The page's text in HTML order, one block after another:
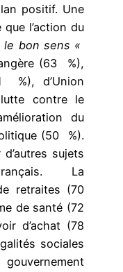
positif. Une
l’action du
le bon sens «
(63 %),
%), d’Union
contre le
du
(50 %).
sujets
La
retraites (70
de santé (72
d’achat (78
sociales